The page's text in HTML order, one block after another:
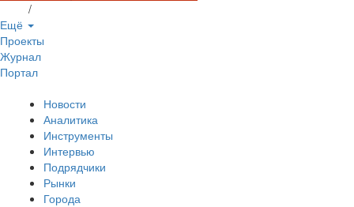
/
Ещё
Проекты
Журнал
Портал
Новости
Аналитика
Инструменты
Интервью
Подрядчики
Рынки
Города